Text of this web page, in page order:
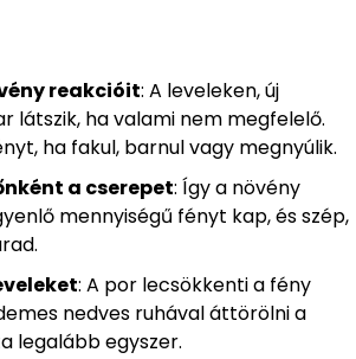
reakcióit: A leveleken, új
látszik, ha valami nem megfelelő.
ha fakul, barnul vagy megnyúlik.
a cserepet: Így a növény
mennyiségű fényt kap, és szép,
: A por lecsökkenti a fény
nedves ruhával áttörölni a
legalább egyszer.